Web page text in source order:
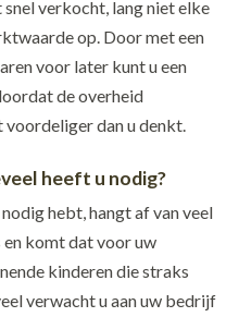
verkocht, lang niet elke
op. Door met een
voor later kunt u een
de overheid
dan u denkt.
heeft u nodig?
hebt, hangt af van veel
en komt dat voor uw
kinderen die straks
verwacht u aan uw bedrijf